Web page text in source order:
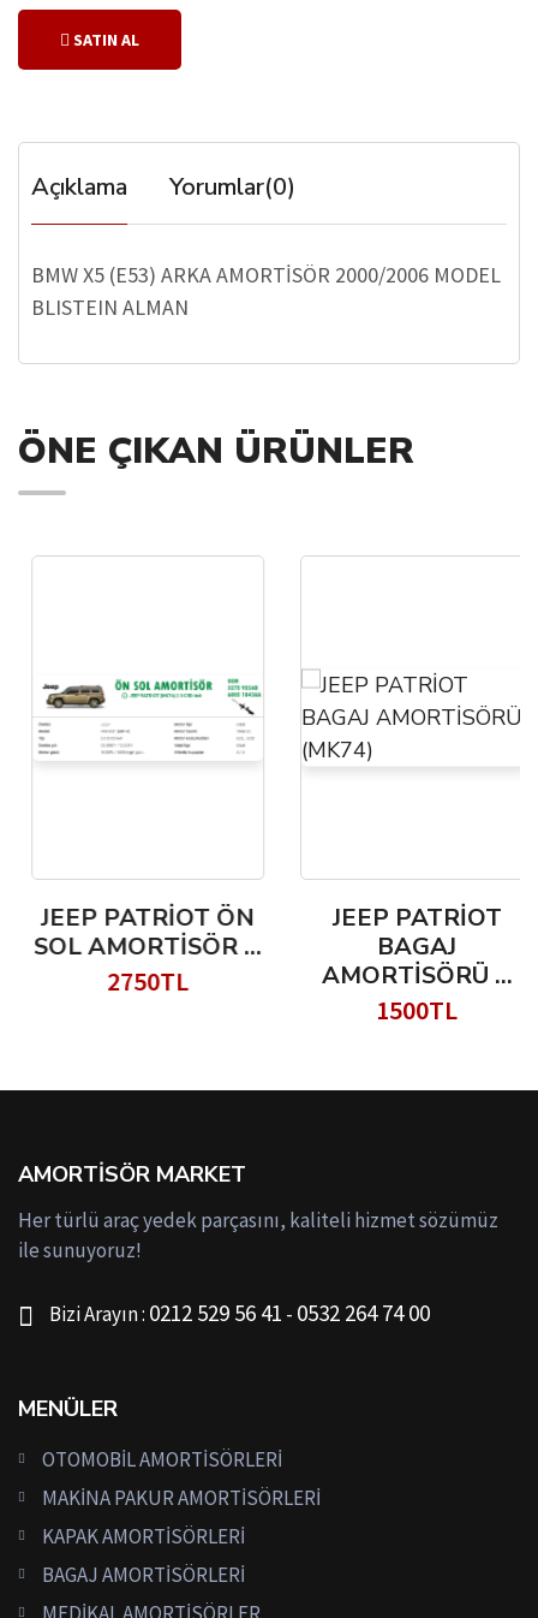
SATIN AL
Açıklama Yorumlar(0)
BMW X5 (E53) ARKA AMORTİSÖR 2000/2006 MODEL
BLISTEIN ALMAN
ÖNE ÇIKAN ÜRÜNLER
JEEP PATRİOT ÖN
SOL AMORTİSÖR ...
2750TL
JEEP PATRİOT
BAGAJ
AMORTİSÖRÜ ...
1500TL
AMORTISÖR MARKET
Her türlü araç yedek parçasını, kaliteli hizmet sözümüz
ile sunuyoruz!
Bizi Arayın : 0212 529 56 41 - 0532 264 74 00
MENÜLER
OTOMOBİL AMORTİSÖRLERİ
MAKİNA PAKUR AMORTİSÖRLERİ
KAPAK AMORTİSÖRLERİ
BAGAJ AMORTİSÖRLERİ
MEDİKAL AMORTİSÖRLER